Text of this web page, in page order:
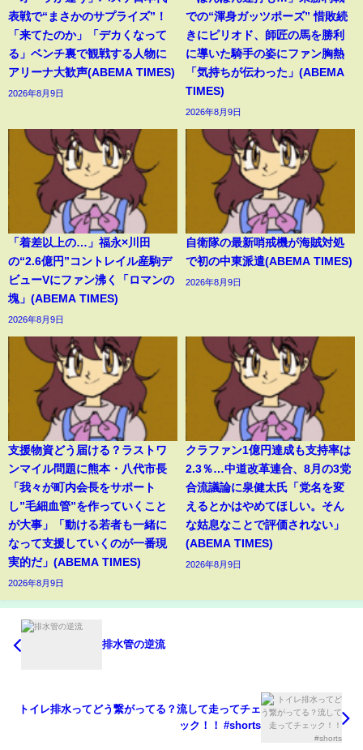
表戦で“まさかのサプライズ”！
「来てたのか」「デカくなって
る」ベンチ裏で観戦する人物に
アリーナ大歓声(ABEMA TIMES)
2026年8月9日
での“渾身ガッツポーズ” 惜敗続
きにピリオド、師匠の馬を勝利
に導いた騎手の姿にファン胸熱
「気持ちが伝わった」(ABEMA
TIMES)
2026年8月9日
「着差以上の…」福永×川田
の“2.6億円”コントレイル産駒デ
ビューVにファン沸く「ロマンの
塊」(ABEMA TIMES)
2026年8月9日
自衛隊の最新哨戒機が海賊対処
で初の中東派遣(ABEMA TIMES)
2026年8月9日
支援物資どう届ける？ラストワ
ンマイル問題に熊本・八代市長
「我々が町内会長をサポート
し”毛細血管”を作っていくこと
が大事」「動ける若者も一緒に
なって支援していくのが一番現
実的だ」(ABEMA TIMES)
2026年8月9日
クラファン1億円達成も支持率は
2.3％…中道改革連合、8月の3党
合流議論に泉健太氏「党名を変
えるとかはやめてほしい。そん
な姑息なことで評価されない」
(ABEMA TIMES)
2026年8月9日
排水管の逆流
トイレ排水ってどう繋がってる？流して走ってチェ
ック！！ #shorts